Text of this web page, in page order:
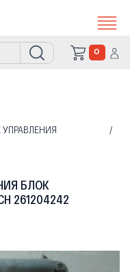
0
УПРАВЛЕНИЯ
БЛОК
261204242